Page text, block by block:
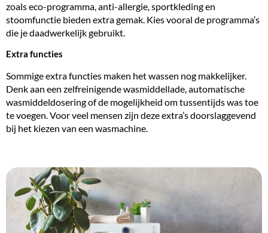
zoals eco-programma, anti-allergie, sportkleding en
stoomfunctie bieden extra gemak. Kies vooral de programma’s
die je daadwerkelijk gebruikt.
Extra functies
Sommige extra functies maken het wassen nog makkelijker.
Denk aan een zelfreinigende wasmiddellade, automatische
wasmiddeldosering of de mogelijkheid om tussentijds was toe
te voegen. Voor veel mensen zijn deze extra’s doorslaggevend
bij het kiezen van een wasmachine.